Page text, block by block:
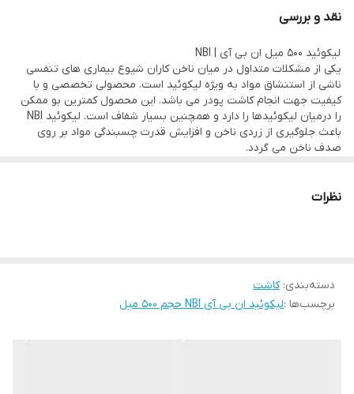
مناسبمناسب کاشت فرنچ و طراحی آکواریومی
مناسب افراد آماتور و حرفه ای
نقد و بررسی
لیکوئید 500 میل ان بی آی | NBI
یکی از مشکلات متداول در میان ناخن کاران شیوع بیماری های تنفسی
ناشی از استنشاق مواد به ویژه لیکوئید است. محصولی تخصصی و با
کیفیت جهت انجام کاشت پودر می باشد. این محصول کمترین بو ممکن
را درمیان لیکوئیدها را دارد و همچنین بسیار شفاف است. لیکوئید NBI
باعث جلوگیری از زردی ناخن و افزایش قدرت چسبندگی مواد بر روی
صدف ناخن می گردد.
نظرات
دسته‌بندی:کاشت
برچسب‌ها :لیکوئید ان بی آی NBI حجم ۵۰۰ میل